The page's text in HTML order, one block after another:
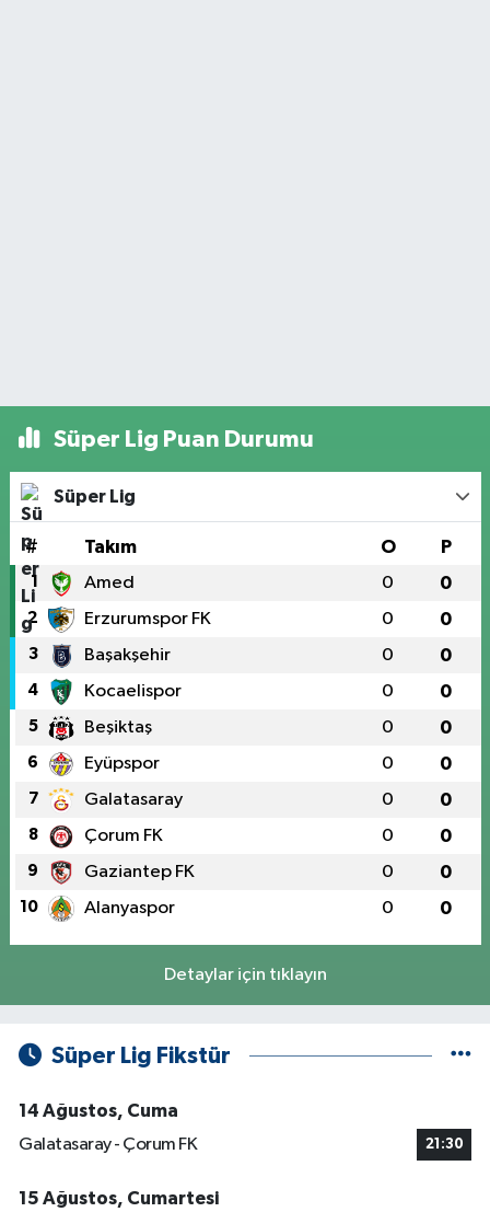
Süper Lig Puan Durumu
Süper Lig
# Takım O P
1 Amed 0 0
2 Erzurumspor FK 0 0
3 Başakşehir 0 0
4 Kocaelispor 0 0
5 Beşiktaş 0 0
6 Eyüpspor 0 0
7 Galatasaray 0 0
8 Çorum FK 0 0
9 Gaziantep FK 0 0
10 Alanyaspor 0 0
Detaylar için tıklayın
Süper Lig Fikstür
14 Ağustos, Cuma
Galatasaray - Çorum FK
21:30
15 Ağustos, Cumartesi